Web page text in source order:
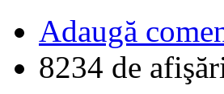
Adaugă
8234 de